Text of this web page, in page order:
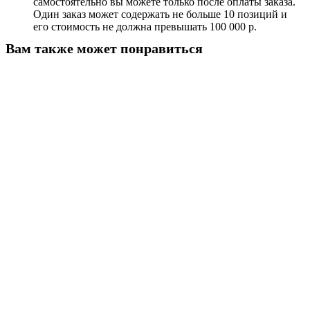
Один заказ может содержать не больше 10 позиций и
его стоимость не должна превышать 100 000 р.
Вам также может понравиться